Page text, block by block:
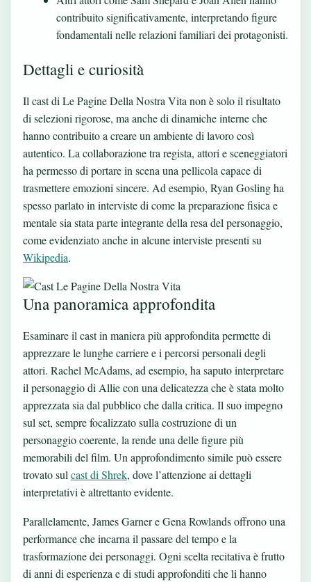
contribuito significativamente, interpretando figure
fondamentali nelle relazioni familiari dei protagonisti.
Dettagli e curiosità
Il cast di Le Pagine Della Nostra Vita non è solo il risultato
di selezioni rigorose, ma anche di dinamiche interne che
hanno contribuito a creare un ambiente di lavoro così
autentico. La collaborazione tra regista, attori e sceneggiatori
ha permesso di portare in scena una pellicola capace di
trasmettere emozioni sincere. Ad esempio, Ryan Gosling ha
spesso parlato in interviste di come la preparazione fisica e
mentale sia stata parte integrante della resa del personaggio,
come evidenziato anche in alcune interviste presenti su
Wikipedia.
Una panoramica approfondita
Esaminare il cast in maniera più approfondita permette di
apprezzare le lunghe carriere e i percorsi personali degli
attori. Rachel McAdams, ad esempio, ha saputo interpretare
il personaggio di Allie con una delicatezza che è stata molto
apprezzata sia dal pubblico che dalla critica. Il suo impegno
sul set, sempre focalizzato sulla costruzione di un
personaggio coerente, la rende una delle figure più
memorabili del film. Un approfondimento simile può essere
trovato sulcast di Shrek, dove l’attenzione ai dettagli
interpretativi è altrettanto evidente.
Parallelamente, James Garner e Gena Rowlands offrono una
performance che incarna il passare del tempo e la
trasformazione dei personaggi. Ogni scelta recitativa è frutto
di anni di esperienza e di studi approfonditi che li hanno